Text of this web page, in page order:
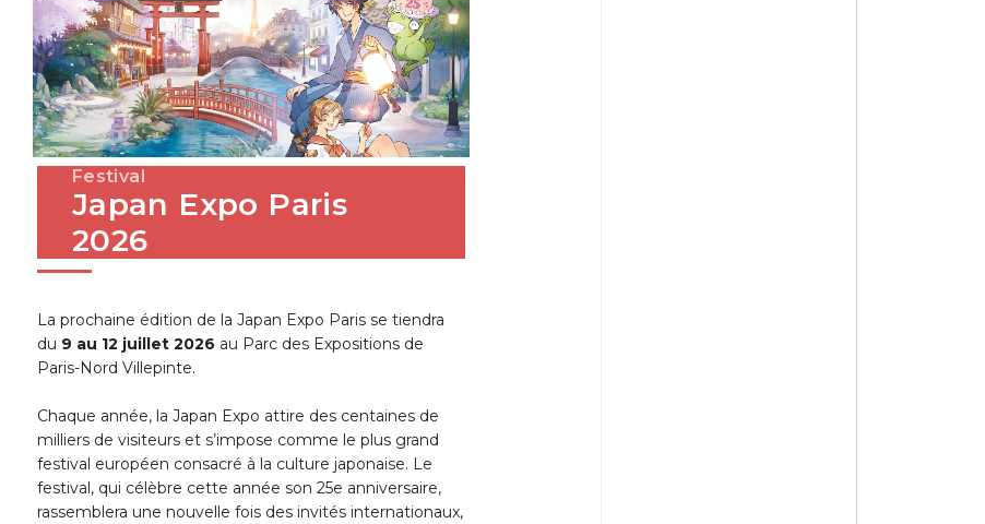
Festival
Japan Expo Paris
2026
La prochaine édition de la Japan Expo Paris se tiendra
du 9 au 12 juillet 2026 au Parc des Expositions de
Paris-Nord Villepinte.
Chaque année, la Japan Expo attire des centaines de
milliers de visiteurs et s’impose comme le plus grand
festival européen consacré à la culture japonaise. Le
festival, qui célèbre cette année son 25e anniversaire,
rassemblera une nouvelle fois des invités internationaux,